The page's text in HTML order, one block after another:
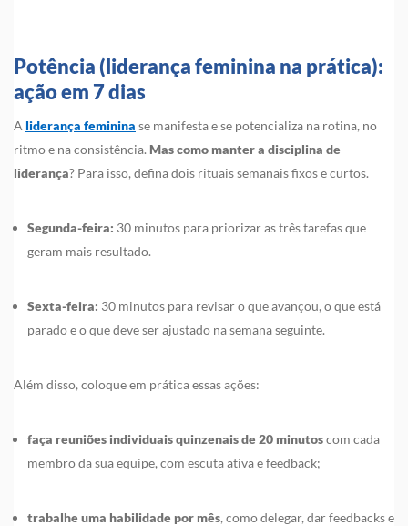
Potência (liderança feminina na prática):
ação em 7 dias
A liderança feminina se manifesta e se potencializa na rotina, no
ritmo e na consistência. Mas como manter a disciplina de
liderança? Para isso, defina dois rituais semanais fixos e curtos.
Segunda-feira: 30 minutos para priorizar as três tarefas que
geram mais resultado.
Sexta-feira: 30 minutos para revisar o que avançou, o que está
parado e o que deve ser ajustado na semana seguinte.
Além disso, coloque em prática essas ações:
faça reuniões individuais quinzenais de 20 minutoscom cada
membro da sua equipe, com escuta ativa e feedback;
trabalhe uma habilidade por mês, como delegar, dar feedbacks e